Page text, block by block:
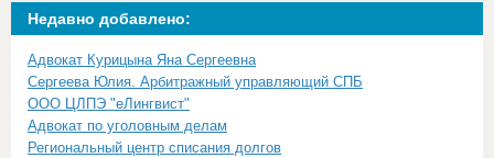
Недавно добавлено:
Адвокат Курицына Яна Сергеевна
Сергеева Юлия. Арбитражный управляющий СПБ
ООО ЦЛПЭ "еЛингвист"
Адвокат по уголовным делам
Региональный центр списания долгов